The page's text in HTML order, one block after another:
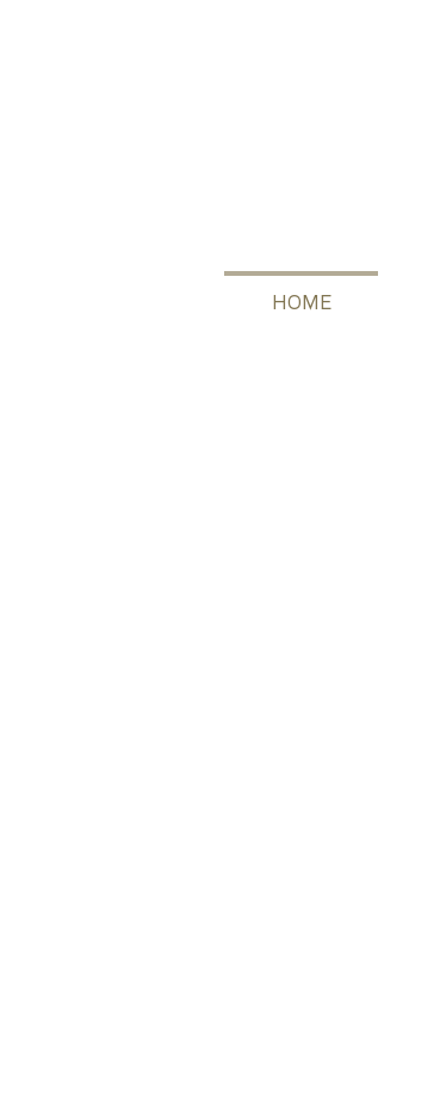
HOME